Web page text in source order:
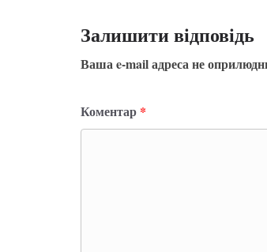
Залишити відповідь
Ваша e-mail адреса не
Коментар *